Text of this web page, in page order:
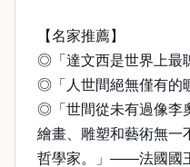
【名家推薦】
◎「達文西是世界上最
◎「人世間絕無僅有
◎「世間從未有過像李
繪畫、雕塑和藝術無一
哲學家。」——法國國